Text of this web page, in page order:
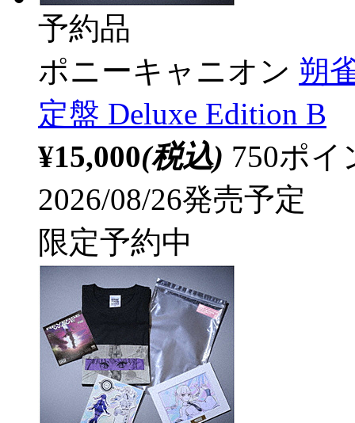
予約品
ポニーキャニオン 朔
定盤 Deluxe Edition B
¥15,000(税込) 750ポ
2026/08/26発売予定
限定予約中